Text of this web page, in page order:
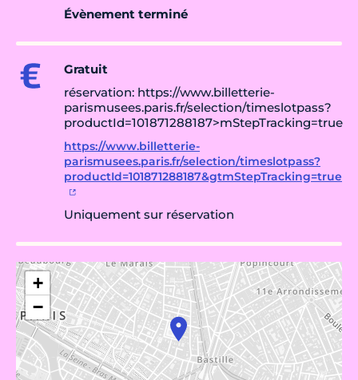
Évènement terminé
Gratuit
réservation: https://www.billetterie-
parismusees.paris.fr/selection/timeslotpass?
productId=101871288187>mStepTracking=true
https://www.billetterie-
parismusees.paris.fr/selection/timeslotpass?
productId=101871288187&gtmStepTracking=true
Uniquement sur réservation
+
−